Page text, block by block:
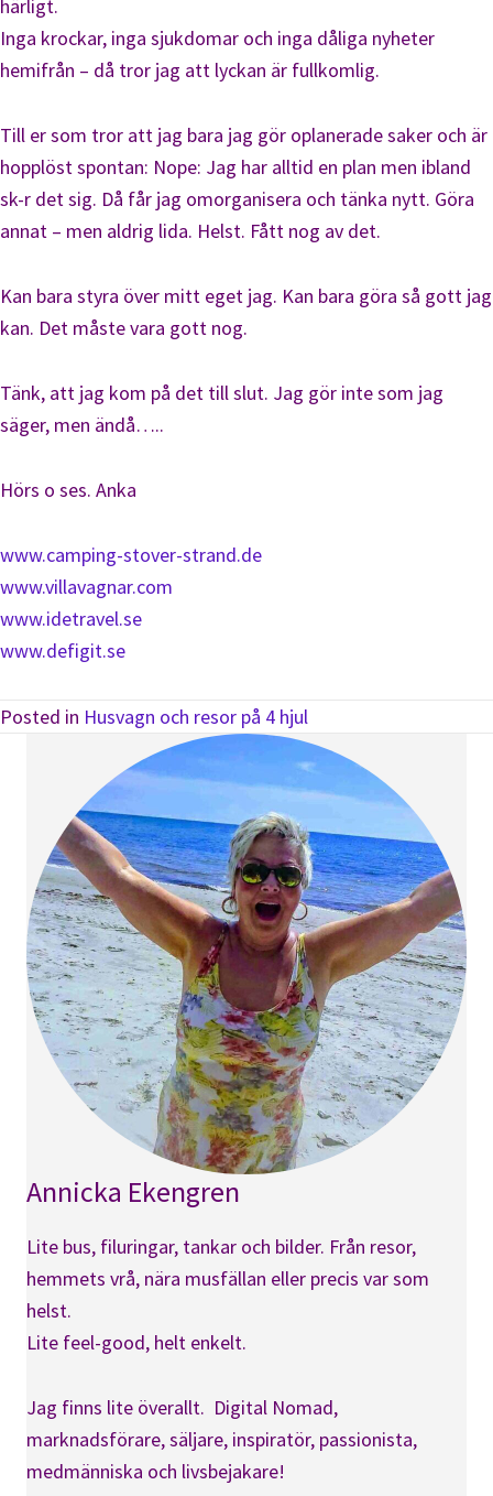
härligt.
Inga krockar, inga sjukdomar och inga dåliga nyheter
hemifrån – då tror jag att lyckan är fullkomlig.
Till er som tror att jag bara jag gör oplanerade saker och är
hopplöst spontan: Nope: Jag har alltid en plan men ibland
sk-r det sig. Då får jag omorganisera och tänka nytt. Göra
annat – men aldrig lida. Helst. Fått nog av det.
Kan bara styra över mitt eget jag. Kan bara göra så gott jag
kan. Det måste vara gott nog.
Tänk, att jag kom på det till slut. Jag gör inte som jag
säger, men ändå…..
Hörs o ses. Anka
www.camping-stover-strand.de
www.villavagnar.com
www.idetravel.se
www.defigit.se
Posted in Husvagn och resor på 4 hjul
Annicka Ekengren
Lite bus, filuringar, tankar och bilder. Från resor,
hemmets vrå, nära musfällan eller precis var som
helst.
Lite feel-good, helt enkelt.
Jag finns lite överallt. Digital Nomad,
marknadsförare, säljare, inspiratör, passionista,
medmänniska och livsbejakare!